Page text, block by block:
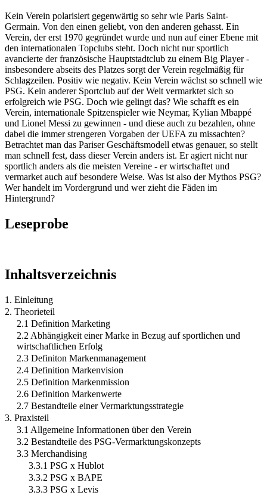
Kein Verein polarisiert gegenwärtig so sehr wie Paris Saint-
Germain. Von den einen geliebt, von den anderen gehasst. Ein
Verein, der erst 1970 gegründet wurde und nun auf einer Ebene mit
den internationalen Topclubs steht. Doch nicht nur sportlich
avancierte der französische Hauptstadtclub zu einem Big Player -
insbesondere abseits des Platzes sorgt der Verein regelmäßig für
Schlagzeilen. Positiv wie negativ. Kein Verein wächst so schnell wie
PSG. Kein anderer Sportclub auf der Welt vermarktet sich so
erfolgreich wie PSG. Doch wie gelingt das? Wie schafft es ein
Verein, internationale Spitzenspieler wie Neymar, Kylian Mbappé
und Lionel Messi zu gewinnen - und diese auch zu bezahlen, ohne
dabei die immer strengeren Vorgaben der UEFA zu missachten?
Betrachtet man das Pariser Geschäftsmodell etwas genauer, so stellt
man schnell fest, dass dieser Verein anders ist. Er agiert nicht nur
sportlich anders als die meisten Vereine - er wirtschaftet und
vermarket auch auf besondere Weise. Was ist also der Mythos PSG?
Wer handelt im Vordergrund und wer zieht die Fäden im
Hintergrund?
Leseprobe
Inhaltsverzeichnis
1. Einleitung
2. Theorieteil
2.1 Definition Marketing
2.2 Abhängigkeit einer Marke in Bezug auf sportlichen und
wirtschaftlichen Erfolg
2.3 Definiton Markenmanagement
2.4 Definition Markenvision
2.5 Definition Markenmission
2.6 Definition Markenwerte
2.7 Bestandteile einer Vermarktungsstrategie
3. Praxisteil
3.1 Allgemeine Informationen über den Verein
3.2 Bestandteile des PSG-Vermarktungskonzepts
3.3 Merchandising
3.3.1 PSG x Hublot
3.3.2 PSG x BAPE
3.3.3 PSG x Levis